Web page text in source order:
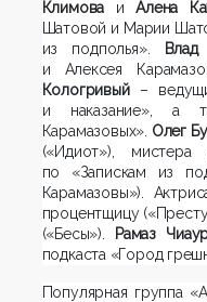
Климова иАлена
Шатовой и Марии
из подполья».
и Алексея
Кологривый–
и наказание», а
Карамазовых». Олег
(«Идиот»),
по «Запискам из
Карамазовы»).
процентщицу
(«Бесы»). Рамаз
подкаста «Город
Популярная группа